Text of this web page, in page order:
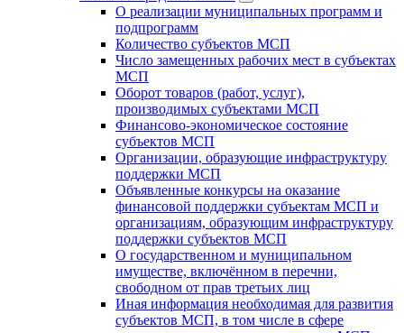
О реализации муниципальных программ и
подпрограмм
Количество субъектов МСП
Число замещенных рабочих мест в субъектах
МСП
Оборот товаров (работ, услуг),
производимых субъектами МСП
Финансово-экономическое состояние
субъектов МСП
Организации, образующие инфраструктуру
поддержки МСП
Объявленные конкурсы на оказание
финансовой поддержки субъектам МСП и
организациям, образующим инфраструктуру
поддержки субъектов МСП
О государственном и муниципальном
имуществе, включённом в перечни,
свободном от прав третьих лиц
Иная информация необходимая для развития
субъектов МСП, в том числе в сфере